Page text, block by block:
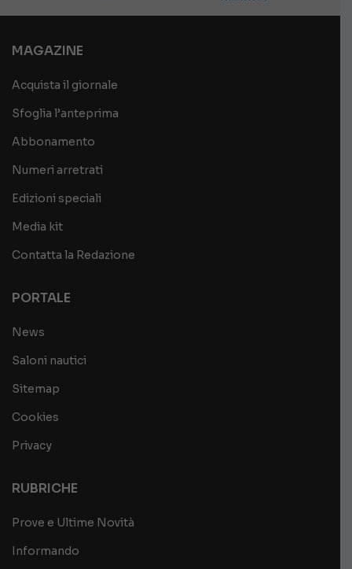
MAGAZINE
Acquista il giornale
Sfoglia l’anteprima
Abbonamento
Numeri arretrati
Edizioni speciali
Media kit
Contatta la Redazione
PORTALE
News
Saloni nautici
Sitemap
Cookies
Privacy
RUBRICHE
Prove e Ultime Novità
Informando